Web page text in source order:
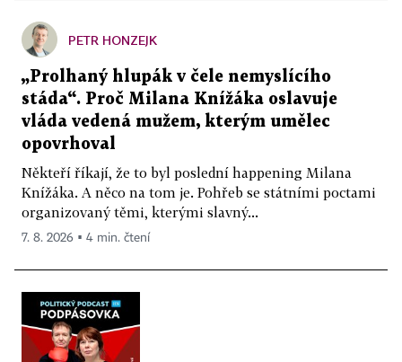
PETR HONZEJK
„Prolhaný hlupák v čele nemyslícího
stáda“. Proč Milana Knížáka oslavuje
vláda vedená mužem, kterým umělec
opovrhoval
Někteří říkají, že to byl poslední happening Milana
Knížáka. A něco na tom je. Pohřeb se státními poctami
organizovaný těmi, kterými slavný...
7. 8. 2026 ▪ 4 min. čtení